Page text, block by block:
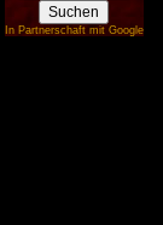
In Partnerschaft mit Google